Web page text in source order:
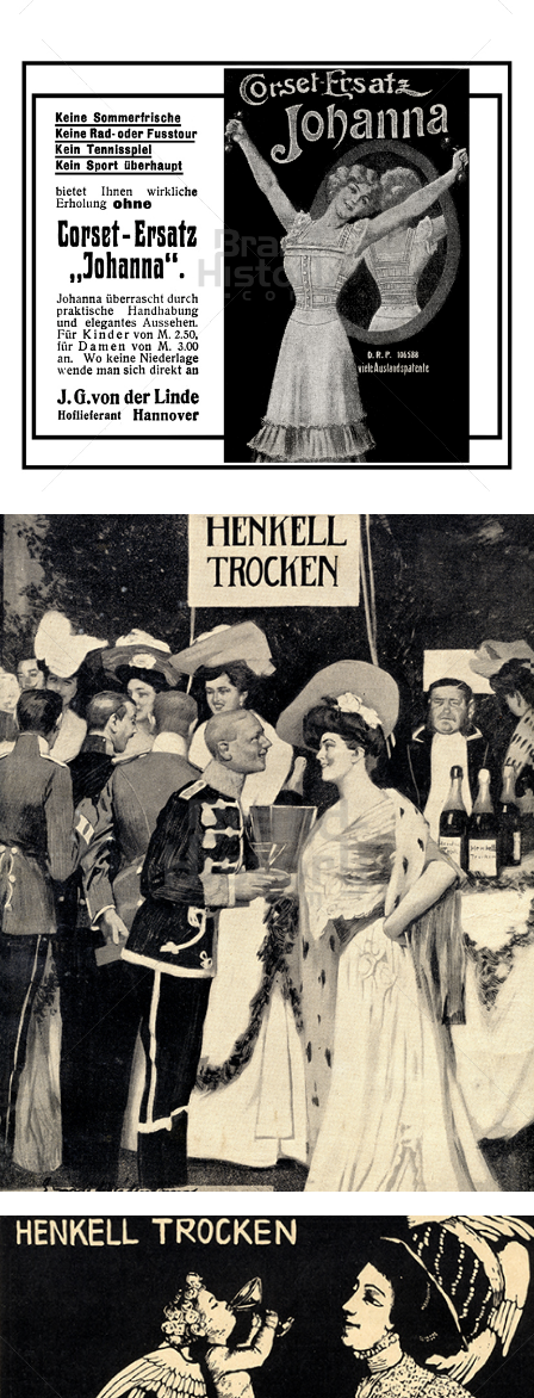
J. G. von der Linde, Hannover
J. G. von der Linde, Hannover
1905
Bild-ID: 42671
HENKELL Sekt Henkell & Co. Sektkellerei KG 1908
Bild-ID: 73492